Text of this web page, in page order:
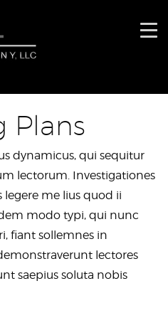
Plans
dynamicus, qui sequitur
lectorum. Investigationes
me lius quod ii
modo typi, qui nunc
fiant sollemnes in
lectores
saepius soluta nobis